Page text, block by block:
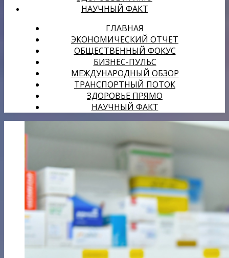
НАУЧНЫЙ ФАКТ
ГЛАВНАЯ
ЭКОНОМИЧЕСКИЙ ОТЧЕТ
ОБЩЕСТВЕННЫЙ ФОКУС
БИЗНЕС-ПУЛЬС
МЕЖДУНАРОДНЫЙ ОБЗОР
ТРАНСПОРТНЫЙ ПОТОК
ЗДОРОВЬЕ ПРЯМО
НАУЧНЫЙ ФАКТ